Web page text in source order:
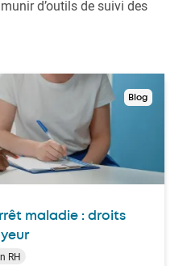
d’outils de suivi des
Blog
maladie : droits
RH